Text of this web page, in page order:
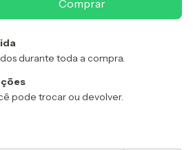
durante toda a compra.
pode trocar ou devolver.